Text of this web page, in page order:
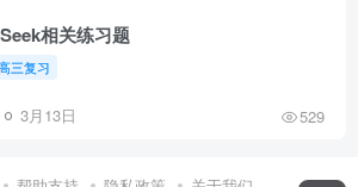
相关练习题
三复习
3月13日 529